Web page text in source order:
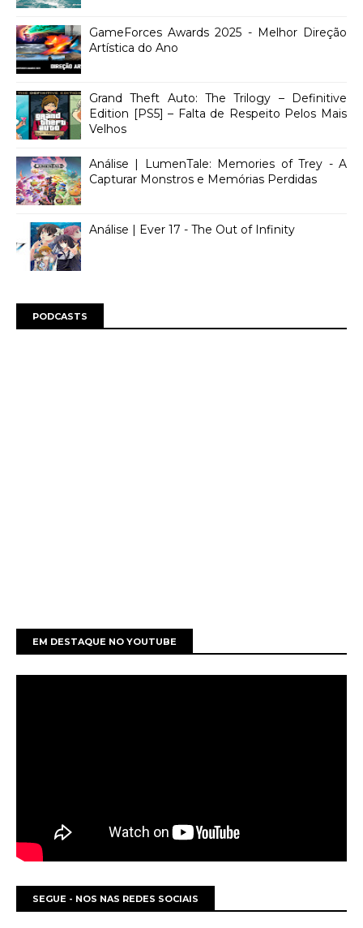
GameForces Awards 2025 - Melhor Direção
Artística do Ano
Grand Theft Auto: The Trilogy – Definitive
Edition [PS5] – Falta de Respeito Pelos Mais
Velhos
Análise | LumenTale: Memories of Trey - A
Capturar Monstros e Memórias Perdidas
Análise | Ever 17 - The Out of Infinity
PODCASTS
EM DESTAQUE NO YOUTUBE
SEGUE - NOS NAS REDES SOCIAIS